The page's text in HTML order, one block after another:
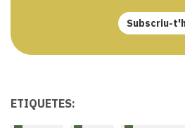
Subscriu-
ETIQUETES: